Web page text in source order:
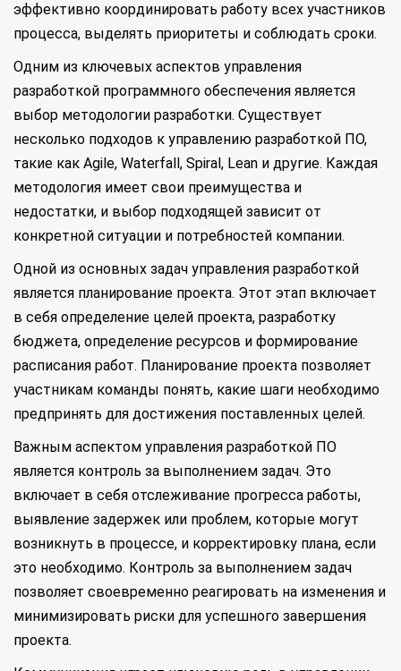
эффективно координировать работу всех участников
процесса, выделять приоритеты и соблюдать сроки.
Одним из ключевых аспектов управления
разработкой программного обеспечения является
выбор методологии разработки. Существует
несколько подходов к управлению разработкой ПО,
такие как Agile, Waterfall, Spiral, Lean и другие. Каждая
методология имеет свои преимущества и
недостатки, и выбор подходящей зависит от
конкретной ситуации и потребностей компании.
Одной из основных задач управления разработкой
является планирование проекта. Этот этап включает
в себя определение целей проекта, разработку
бюджета, определение ресурсов и формирование
расписания работ. Планирование проекта позволяет
участникам команды понять, какие шаги необходимо
предпринять для достижения поставленных целей.
Важным аспектом управления разработкой ПО
является контроль за выполнением задач. Это
включает в себя отслеживание прогресса работы,
выявление задержек или проблем, которые могут
возникнуть в процессе, и корректировку плана, если
это необходимо. Контроль за выполнением задач
позволяет своевременно реагировать на изменения и
минимизировать риски для успешного завершения
проекта.